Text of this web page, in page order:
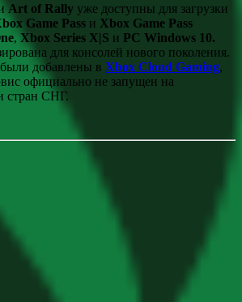
Art of Rally уже доступны для загрузки
Game Pass и Xbox Game Pass
, Xbox Series X|S и PC Windows 10.
для консолей нового поколения.
добавлены в Xbox Cloud Gaming,
официально не запущен на
стран СНГ.